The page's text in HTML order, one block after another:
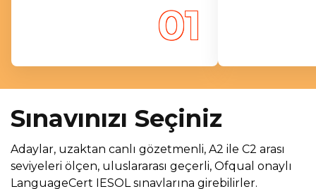
01
Sınavınızı Seçiniz
Adaylar, uzaktan canlı gözetmenli, A2 ile C2 arası
seviyeleri ölçen, uluslararası geçerli, Ofqual onaylı
LanguageCert IESOL sınavlarına girebilirler.